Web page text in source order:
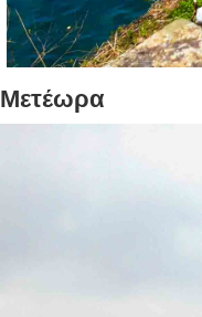
Μετέωρα